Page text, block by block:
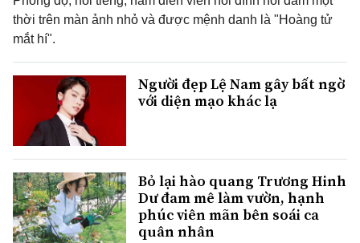
thời trên màn ảnh nhỏ và được mệnh danh là "Hoàng tử
mắt hí".
Người đẹp Lệ Nam gây bất ngờ
với diện mạo khác lạ
Bỏ lại hào quang Trương Hinh
Dư đam mê làm vườn, hạnh
phúc viên mãn bên soái ca
quân nhân